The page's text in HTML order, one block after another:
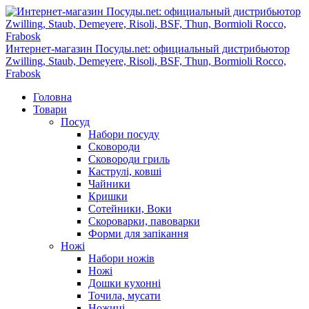
Интернет-магазин Посуды.net: официальный дистрибьютор
Zwilling, Staub, Demeyere, Risoli, BSF, Thun, Bormioli Rocco,
Frabosk
Головна
Товари
Посуд
Набори посуду
Сковороди
Сковороди гриль
Каструлі, ковші
Чайники
Кришки
Сотейники, Воки
Скороварки, павоварки
Форми для запікання
Ножі
Набори ножів
Ножі
Дошки кухонні
Точила, мусати